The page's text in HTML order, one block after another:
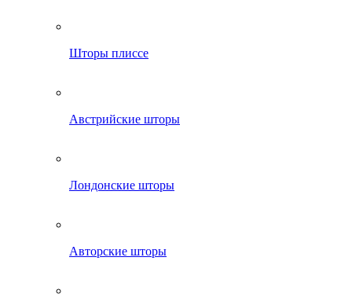
Шторы плиссе
Австрийские шторы
Лондонские шторы
Авторские шторы